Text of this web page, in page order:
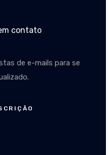
contato
de e-mails para se